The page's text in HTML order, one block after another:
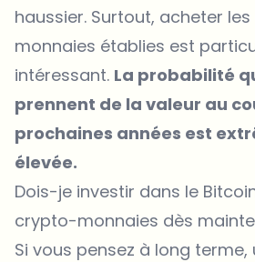
haussier. Surtout, acheter
monnaies établies est
intéressant. La probabilité
prennent de la valeur au
prochaines années est
élevée.
Dois-je investir dans le
crypto-monnaies dès
Si vous pensez à long terme,